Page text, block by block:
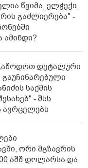
წვიმა, ელ­ჭე­ქი,
გაძ­ლი­ე­რე­ბა" -
ამინდი?
დეტალური
საქმის
- შსს
ავრცელებს
ორი მგზავრის
აშშ დოლარსა და